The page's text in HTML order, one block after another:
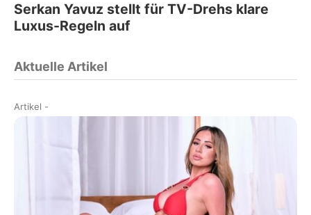
Serkan Yavuz stellt für TV-Drehs klare
Luxus-Regeln auf
Aktuelle Artikel
Artikel -